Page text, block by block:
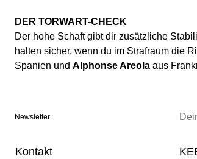
DER TORWART-CHECK
Der hohe Schaft gibt dir zusätzliche
halten sicher, wenn du im Strafraum die
Spanien und Alphonse Areola aus
Newsletter
Kontakt